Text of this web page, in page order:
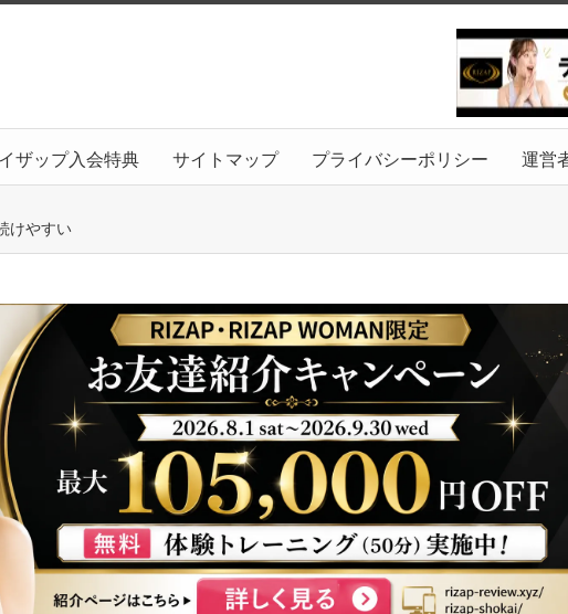
ザップ入会特典 サイトマップ プライバシーポリシー 運営
けやすい